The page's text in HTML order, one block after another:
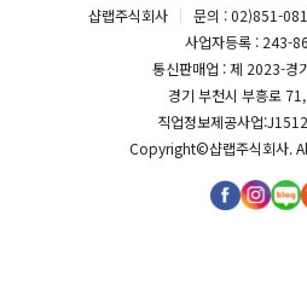
샵랩주식회사
문의 : 02)851-
사업자등록 : 243-
통신판매업 : 제 2023-경
경기 부천시 부흥로
직업정보제공사업
Copyright©샵랩주식회사.